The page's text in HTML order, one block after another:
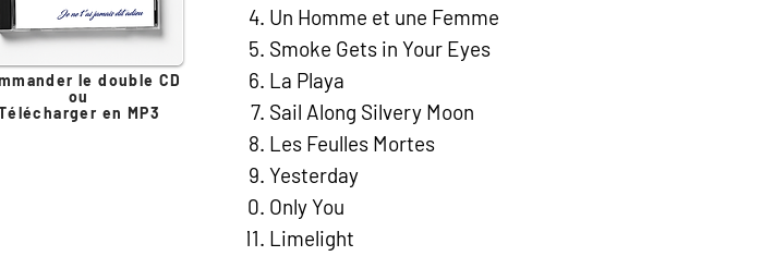
Un Homme et une Femme
Smoke Gets in Your Eyes
La Playa
Sail Along Silvery Moon
Les Feulles Mortes
Yesterday
Only You
Limelight
le double CD
ou
en MP3